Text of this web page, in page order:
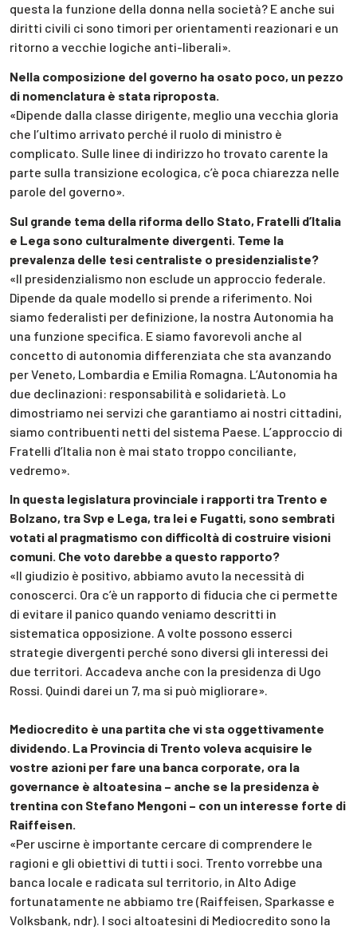
questa la funzione della donna nella società? E anche sui
diritti civili ci sono timori per orientamenti reazionari e un
ritorno a vecchie logiche anti-liberali».
Nella composizione del governo ha osato poco, un pezzo
di nomenclatura è stata riproposta.
«Dipende dalla classe dirigente, meglio una vecchia gloria
che l’ultimo arrivato perché il ruolo di ministro è
complicato. Sulle linee di indirizzo ho trovato carente la
parte sulla transizione ecologica, c’è poca chiarezza nelle
parole del governo».
Sul grande tema della riforma dello Stato, Fratelli d’Italia
e Lega sono culturalmente divergenti. Teme la
prevalenza delle tesi centraliste o presidenzialiste?
«Il presidenzialismo non esclude un approccio federale.
Dipende da quale modello si prende a riferimento. Noi
siamo federalisti per definizione, la nostra Autonomia ha
una funzione specifica. E siamo favorevoli anche al
concetto di autonomia differenziata che sta avanzando
per Veneto, Lombardia e Emilia Romagna. L’Autonomia ha
due declinazioni: responsabilità e solidarietà. Lo
dimostriamo nei servizi che garantiamo ai nostri cittadini,
siamo contribuenti netti del sistema Paese. L’approccio di
Fratelli d’Italia non è mai stato troppo conciliante,
vedremo».
In questa legislatura provinciale i rapporti tra Trento e
Bolzano, tra Svp e Lega, tra lei e Fugatti, sono sembrati
votati al pragmatismo con difficoltà di costruire visioni
comuni. Che voto darebbe a questo rapporto?
«Il giudizio è positivo, abbiamo avuto la necessità di
conoscerci. Ora c’è un rapporto di fiducia che ci permette
di evitare il panico quando veniamo descritti in
sistematica opposizione. A volte possono esserci
strategie divergenti perché sono diversi gli interessi dei
due territori. Accadeva anche con la presidenza di Ugo
Rossi. Quindi darei un 7, ma si può migliorare».
Mediocredito è una partita che vi sta oggettivamente
dividendo. La Provincia di Trento voleva acquisire le
vostre azioni per fare una banca corporate, ora la
governance è altoatesina – anche se la presidenza è
trentina con Stefano Mengoni – con un interesse forte di
Raiffeisen.
«Per uscirne è importante cercare di comprendere le
ragioni e gli obiettivi di tutti i soci. Trento vorrebbe una
banca locale e radicata sul territorio, in Alto Adige
fortunatamente ne abbiamo tre (Raiffeisen, Sparkasse e
Volksbank, ndr). I soci altoatesini di Mediocredito sono la